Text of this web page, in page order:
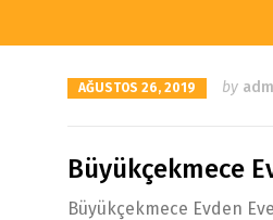
AĞUSTOS 26, 2019 by
Büyükçekmece
Büyükçekmece Evden